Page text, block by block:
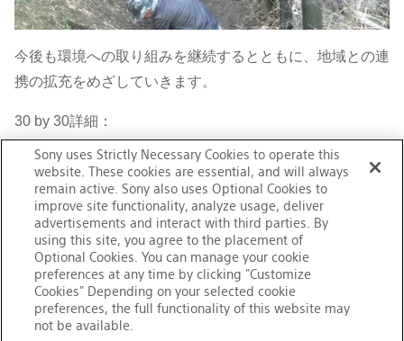
今後も環境への取り組みを継続するとともに、地域との連
携の拡充をめざしていきます。
30 by 30詳細：
環境省ホームページ
Sony uses Strictly Necessary Cookies to operate this
website. These cookies are essential, and will always
remain active. Sony also uses Optional Cookies to
improve site functionality, analyze usage, deliver
advertisements and interact with third parties. By
using this site, you agree to the placement of
Optional Cookies. You can manage your cookie
preferences at any time by clicking "Customize
Cookies" Depending on your selected cookie
preferences, the full functionality of this website may
not be available.